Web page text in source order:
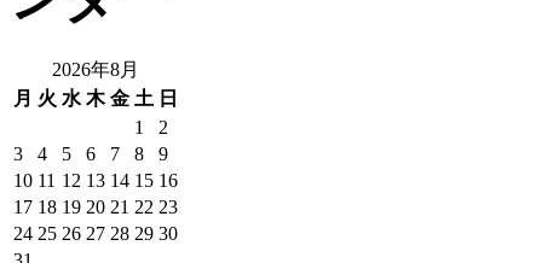
2026年8月
月 火 水 木 金 土 日
1
2
3
4 5 6 7 8
9
10 11 12 13 14 15 16
17 18 19 20 21 22 23
24 25 26 27 28 29 30